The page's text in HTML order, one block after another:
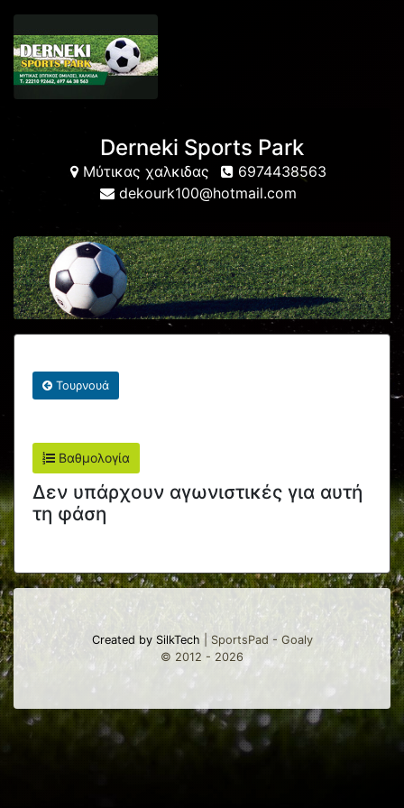
Derneki Sports Park
Μύτικας χαλκιδας
6974438563
dekourk100@hotmail.com
Τουρνουά
Βαθμολογία
Δεν υπάρχουν αγωνιστικές για αυτή
τη φάση
Created by SilkTech | SportsPad - Goaly
© 2012 - 2026